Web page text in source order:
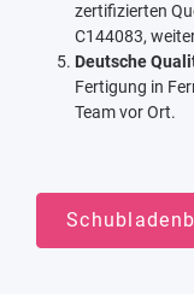
zertifizierten
C144083,
Deutsche
Fertigung in
Team vor Ort.